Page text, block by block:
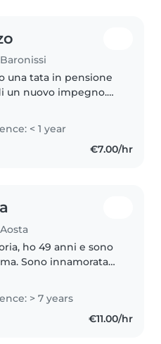
una tata in pensione
un nuovo impegno.
artistico. Adoro la
giochi. Ho esperienza
< 1 year
€7.00/hr
ho 49 anni e sono
Sono innamorata
molto dai
disponibile tutti i
lunedì al venerdì dalle..
> 7 years
€11.00/hr